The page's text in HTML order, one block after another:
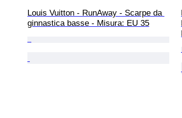
Louis Vuitton - RunAway - Scarpe da
ginnastica basse - Misura: EU 35